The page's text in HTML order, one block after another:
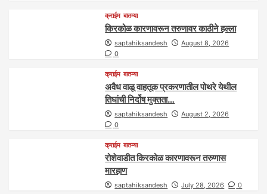
क्राईम बातम्या
किरकोळ कारणावरून तरुणावर काठीने हल्ला
saptahiksandesh
August 8, 2026
0
क्राईम बातम्या
अवैध वाळू वाहतूक प्रकरणातील पोथरे येथील
तिघांची निर्दोष मुक्तता…
saptahiksandesh
August 2, 2026
0
क्राईम बातम्या
रोशेवाडीत किरकोळ कारणावरून तरुणास
मारहाण
saptahiksandesh July 28, 2026 0